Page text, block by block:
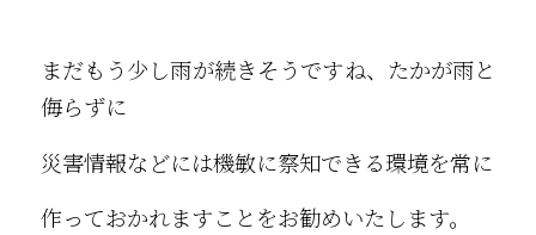
まだもう少し雨が続きそうですね、たかが雨と
侮らずに
災害情報などには機敏に察知できる環境を常に
作っておかれますことをお勧めいたします。